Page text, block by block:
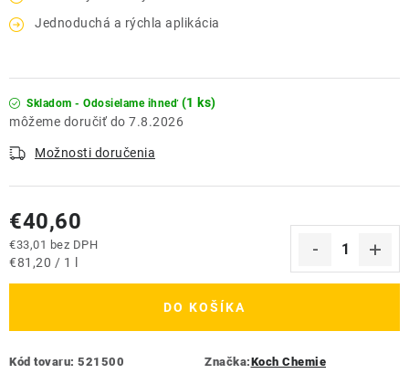
Jednoduchá a rýchla aplikácia
Skladom - Odosielame ihneď (1 ks)
7.8.2026
Možnosti doručenia
€40,60
€33,01 bez DPH
Jednotková cena:
€81,20 / 1 l
DO KOŠÍKA
Kód tovaru: 521500 Značka:Koch Chemie